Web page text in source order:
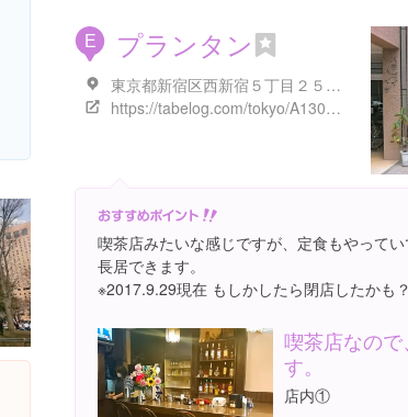
E プランタン
東京都新宿区西新宿５丁目２５-１３ パラガイ ハイツ
https://tabelog.com/tokyo/A1304/A130401/13125105/
喫茶店みたいな感じですが、定食もやってい
長居できます。
※2017.9.29現在 もしかしたら閉店したかも？
喫茶店なの
す。
店内①